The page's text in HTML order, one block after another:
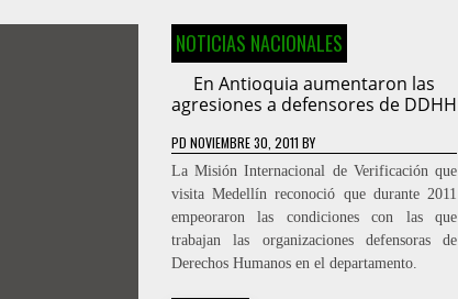
NOTICIAS NACIONALES
En Antioquia aumentaron las
agresiones a defensores de DDHH
PD NOVIEMBRE 30, 2011 BY
La Misión Internacional de Verificación que
visita Medellín reconoció que durante 2011
empeoraron las condiciones con las que
trabajan las organizaciones defensoras de
Derechos Humanos en el departamento.